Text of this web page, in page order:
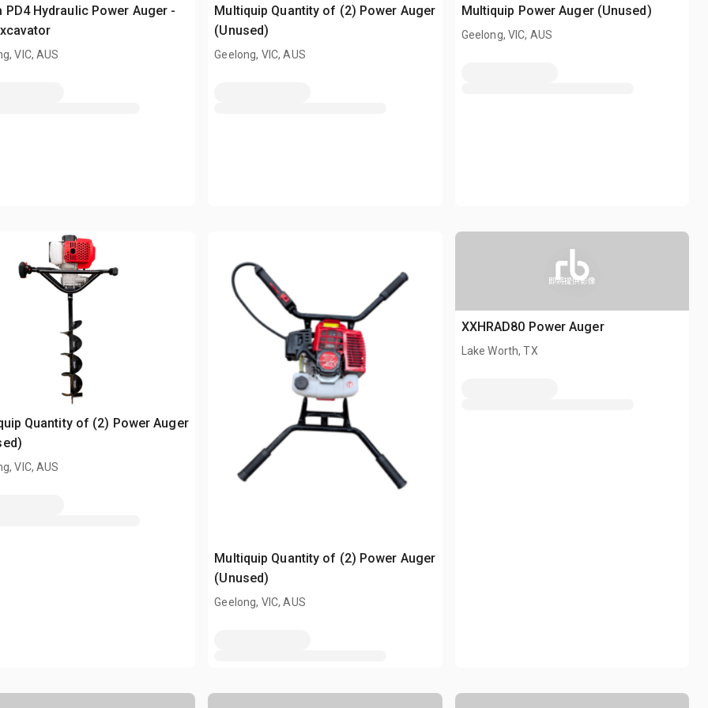
PD4 Hydraulic Power Auger -
VIC, AUS
Multiquip Quantity of (2) Power Auger
(Unused)
Geelong, VIC, AUS
Multiquip Power Auger (Unused)
Geelong, VIC, AUS
Quantity of (2) Power Auger
VIC, AUS
Multiquip Quantity of (2) Power Auger
(Unused)
Geelong, VIC, AUS
即將提供影像
XXHRAD80 Power Auger
Lake Worth, TX